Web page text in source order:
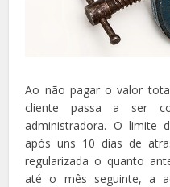
Ao não pagar o valor
cliente passa a ser
administradora. O limite
após uns 10 dias de
regularizada o quanto
até o mês seguinte, a